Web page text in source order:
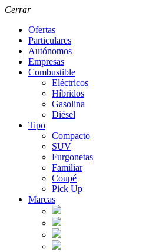
Cerrar
Ofertas
Particulares
Autónomos
Empresas
Combustible
Eléctricos
Híbridos
Gasolina
Diésel
Tipo
Compacto
SUV
Furgonetas
Familiar
Coupé
Pick Up
Marcas